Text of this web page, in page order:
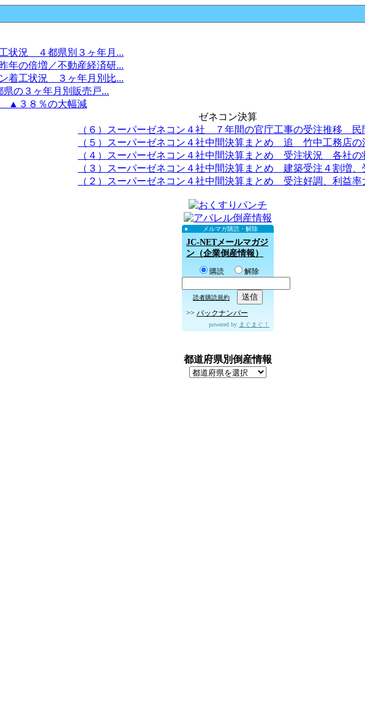
状況 ４都県別３ヶ年月...
年の倍増／不動産経済研...
着工状況 ３ヶ年月別比...
の３ヶ年月別販売戸...
▲３８％の大幅減
ゼネコン決算
（６）スーパーゼネコン４社 ７年間の官庁工事の受注推移 民
（５）スーパーゼネコン４社中間決算まとめ 追 竹中工務店の
（４）スーパーゼネコン４社中間決算まとめ 受注状況 各社の
（３）スーパーゼネコン４社中間決算まとめ 建築受注４割増、
（２）スーパーゼネコン４社中間決算まとめ 受注好調、利益率
メルマガ購読・解除
JC-NETメールマガジ
ン（企業倒産情報）
購読 解除
読者購読規約
>> バックナンバー
powered by まぐまぐ！
都道府県別倒産情報